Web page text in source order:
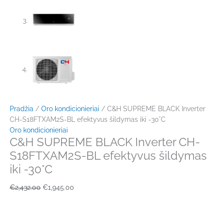
Pradžia / Oro kondicionieriai / C&H SUPREME BLACK Inverter
CH-S18FTXAM2S-BL efektyvus šildymas iki -30°C
Oro kondicionieriai
C&H SUPREME BLACK Inverter CH-
S18FTXAM2S-BL efektyvus šildymas
iki -30°C
€2,432.00 €1,945.00